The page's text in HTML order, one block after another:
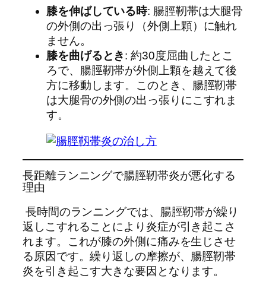
膝を伸ばしている時: 腸脛靭帯は大腿骨
の外側の出っ張り（外側上顆）に触れ
ません。
膝を曲げるとき: 約30度屈曲したとこ
ろで、腸脛靭帯が外側上顆を越えて後
方に移動します。このとき、腸脛靭帯
は大腿骨の外側の出っ張りにこすれま
す。
長距離ランニングで腸脛靭帯炎が悪化する
理由
長時間のランニングでは、腸脛靭帯が繰り
返しこすれることにより炎症が引き起こさ
れます。これが膝の外側に痛みを生じさせ
る原因です。繰り返しの摩擦が、腸脛靭帯
炎を引き起こす大きな要因となります。